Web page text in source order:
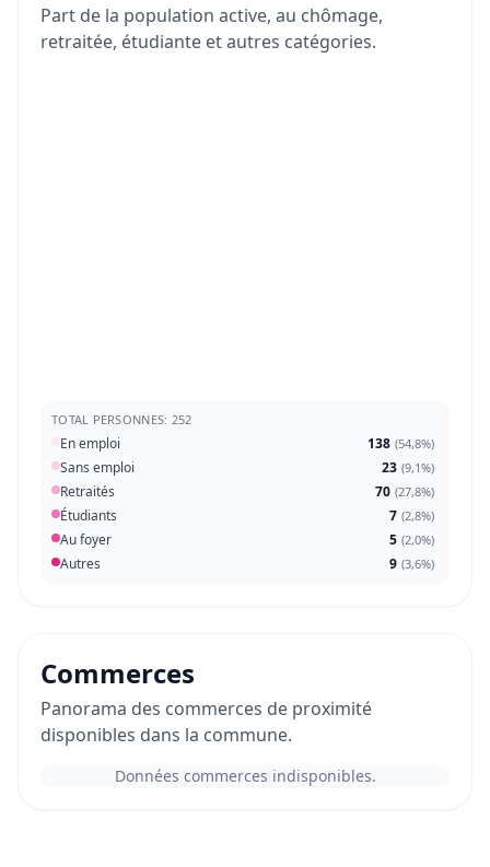
Part de la population active, au chômage,
retraitée, étudiante et autres catégories.
TOTAL PERSONNES: 252
En emploi 138 (54,8%)
Sans emploi 23 (9,1%)
Retraités 70 (27,8%)
Étudiants 7 (2,8%)
Au foyer 5 (2,0%)
Autres 9 (3,6%)
Commerces
Panorama des commerces de proximité
disponibles dans la commune.
Données commerces indisponibles.